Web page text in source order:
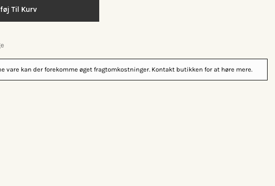
Til Kurv
vare kan der forekomme øget fragtomkostninger. Kontakt butikken for at høre mere.